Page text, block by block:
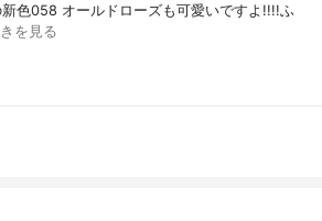
色058 オールドローズも可愛いですよ!!!!ふ
を見る